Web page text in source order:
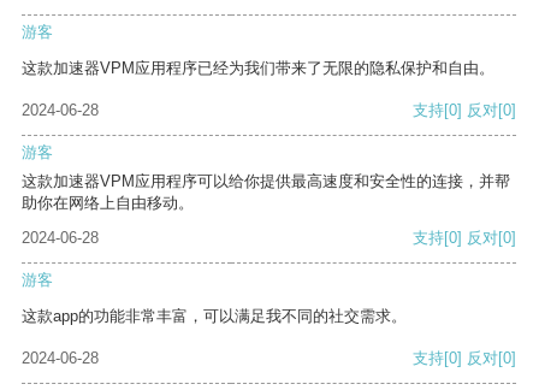
游客
这款加速器VPM应用程序已经为我们带来了无限的隐私保护和自由。
2024-06-28 支持[0] 反对[0]
游客
这款加速器VPM应用程序可以给你提供最高速度和安全性的连接，并帮
助你在网络上自由移动。
2024-06-28
支持[0] 反对[0]
游客
这款app的功能非常丰富，可以满足我不同的社交需求。
2024-06-28 支持[0] 反对[0]